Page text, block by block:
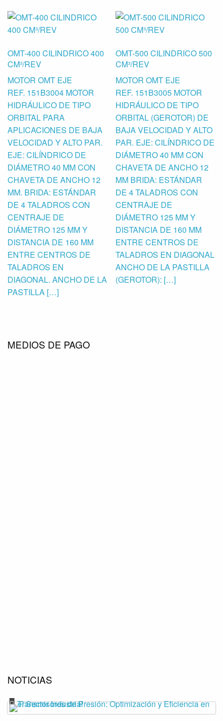
OMT-400 CILINDRICO 400
CM³/REV
MOTOR OMT EJE
REF. 151B3004 MOTOR
HIDRÁULICO DE TIPO
ORBITAL PARA
APLICACIONES DE BAJA
VELOCIDAD Y ALTO PAR.
EJE: CILÍNDRICO DE
DIÁMETRO 40 MM CON
CHAVETA DE ANCHO 12
MM. BRIDA: ESTÁNDAR
DE 4 TALADROS CON
CENTRAJE DE
DIÁMETRO 125 MM Y
DISTANCIA DE 160 MM
ENTRE CENTROS DE
TALADROS EN
DIAGONAL. ANCHO DE LA
PASTILLA […]
OMT-500 CILINDRICO 500
CM³/REV
MOTOR OMT EJE
REF. 151B3005 MOTOR
HIDRÁULICO DE TIPO
ORBITAL (GEROTOR) DE
BAJA VELOCIDAD Y ALTO
PAR. EJE: CILÍNDRICO DE
DIÁMETRO 40 MM CON
CHAVETA DE ANCHO 12
MM BRIDA: ESTÁNDAR
DE 4 TALADROS CON
CENTRAJE DE
DIÁMETRO 125 MM Y
DISTANCIA DE 160 MM
ENTRE CENTROS DE
TALADROS EN DIAGONAL
ANCHO DE LA PASTILLA
(GEROTOR): […]
MEDIOS DE PAGO
NOTICIAS